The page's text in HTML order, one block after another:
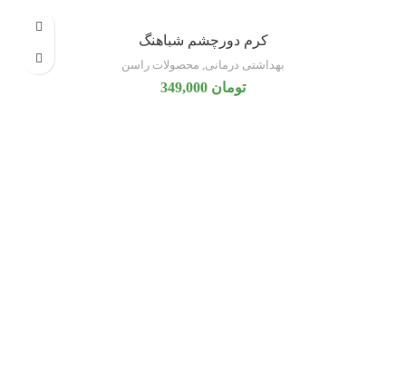
کرم دورچشم شباهنگ
بهداشتی درمانی, محصولات راسن
تومان